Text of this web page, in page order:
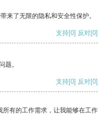
来了无限的隐私和安全性保护。
支持[0] 反对[0]
题。
支持[0] 反对[0]
有的工作需求，让我能够在工作